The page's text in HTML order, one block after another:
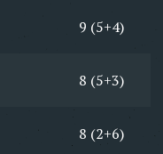
9 (5+4)
8 (5+3)
8 (2+6)